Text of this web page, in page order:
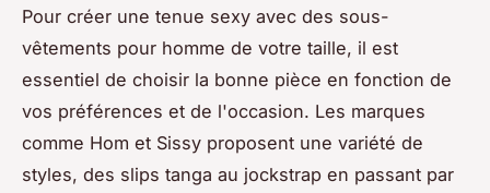
Pour créer une tenue sexy avec des sous-
vêtements pour homme de votre taille, il est
essentiel de choisir la bonne pièce en fonction de
vos préférences et de l'occasion. Les marques
comme Hom et Sissy proposent une variété de
styles, des slips tanga au jockstrap en passant par